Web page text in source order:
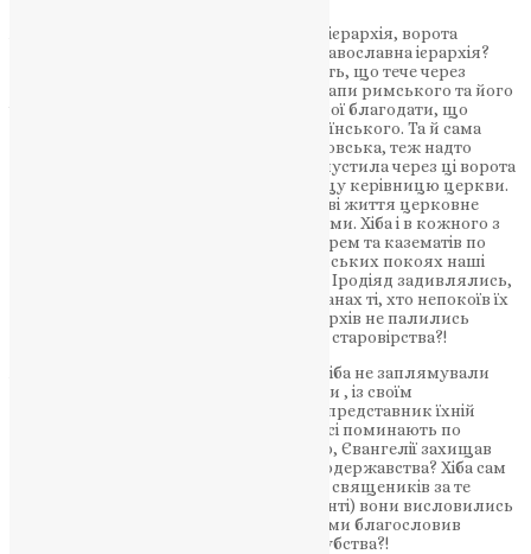
Але це, скажете, римсько-католицька ієрархія, ворота
пекельні дійсно її подолали. А наша православна ієрархія?
Перш за все, вони визнають ту благодать, що тече через
заплямовані кров’ю людською руки папи римського та його
ієрархії, але не хотять визнати церковної благодати, що
сходить по вірі побожного народу українського. Та й сама
православна ієрархія, принаймні московська, теж надто
підбита пекельними ворітьми, коли впустила через ці ворота
в свою церкву державну владу, як вищу керівницю церкви.
Тому й в православній російській церкві життя церковне
цілком просякло державними впливами. Хіба і в кожного з
православних владик не було своїх тюрем та казематів по
монастирях? І коли на версі в своїх панських покоях наші
владики забавлялись, може й на танці Іродіяд задивлялись,
під ними в казематах мучились у кайданах ті, хто непокоїв їх
совість. Хіба і в Росії за присудом патріярхів не палились
вогнища, не горіли прихильники т. зв. старовірства?!
А вже в наші часи, вже на наших очах, хіба не заплямували
своїх рук і совісти всі російські єпископи , із своїм
«найсвятішим» синодом на чолі, коли представник їхній
митр. Київський Антоній, що його й досі поминають по
церквах, безсоромно на підставі, нібито, Євангелії захищав
смертну кару тих, хто йшов проти самодержавства? Хіба сам
«найсвятіший» синод не позбавив сану священиків за те
тільки, що в державній Думі (парляменті) вони висловились
проти смертної кари, і цим обома руками благословив
державну владу на розстріли й душогубства?!